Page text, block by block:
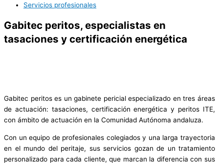
Servicios profesionales
Gabitec peritos, especialistas en
tasaciones y certificación energética
Gabitec peritos es un gabinete pericial especializado en tres áreas
de actuación: tasaciones, certificación energética y peritos ITE,
con ámbito de actuación en la Comunidad Autónoma andaluza.
Con un equipo de profesionales colegiados y una larga trayectoria
en el mundo del peritaje, sus servicios gozan de un tratamiento
personalizado para cada cliente, que marcan la diferencia con sus